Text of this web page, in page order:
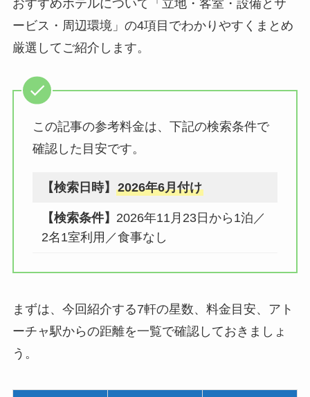
おすすめホテルについて「立地・客室・設備とサ
ービス・周辺環境」の4項目でわかりやすくまとめ
厳選してご紹介します。
この記事の参考料金は、下記の検索条件で
確認した目安です。
【検索日時】2026年6月付け
【検索条件】 2026年11月23日から1泊／
2名1室利用／食事なし
まずは、今回紹介する7軒の星数、料金目安、アト
ーチャ駅からの距離を一覧で確認しておきましょ
う。